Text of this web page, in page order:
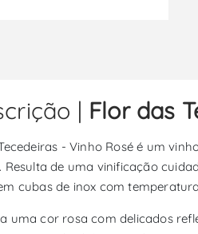
| Flor das
- Vinho Rosé é um
Resulta de uma vinificação
cubas de inox com
uma cor rosa com delicados